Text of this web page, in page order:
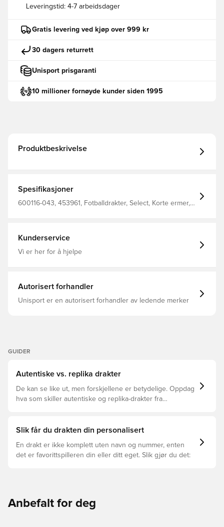
Leveringstid: 4-7 arbeidsdager
Gratis levering ved kjøp over 999 kr
30 dagers returrett
Unisport prisgaranti
10 millioner fornøyde kunder siden 1995
Produktbeskrivelse
Spesifikasjoner
600116-043, 453961, Fotballdrakter, Select, Korte ermer,
Kunderservice
Vi er her for å hjelpe
Autorisert forhandler
Unisport er en autorisert forhandler av ledende merker
GUIDER
Autentiske vs. replika drakter
De kan se like ut, men forskjellene er betydelige. Oppdag
hva som skiller autentiske og replika-drakter fra
Slik får du drakten din personalisert
En drakt er ikke komplett uten navn og nummer, enten
det er favorittspilleren din eller ditt eget. Slik gjør du det:
Anbefalt for deg